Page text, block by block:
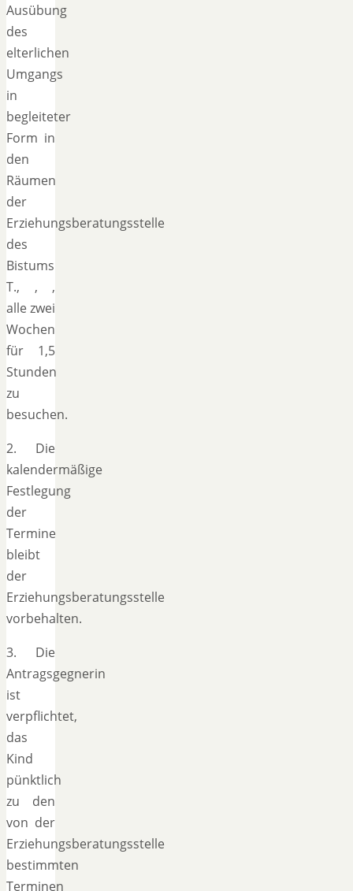
Ausübung
des
elterlichen
Umgangs
in
begleiteter
Form in
den
Räumen
der
Erziehungsberatungsstelle
des
Bistums
T., , ,
alle zwei
Wochen
für 1,5
Stunden
zu
besuchen.
2. Die
kalendermäßige
Festlegung
der
Termine
bleibt
der
Erziehungsberatungsstelle
vorbehalten.
3. Die
Antragsgegnerin
ist
verpflichtet,
das
Kind
pünktlich
zu den
von der
Erziehungsberatungsstelle
bestimmten
Terminen